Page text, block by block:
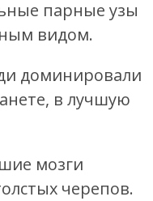
парные узы
видом.
доминировали
в лучшую
мозги
черепов.